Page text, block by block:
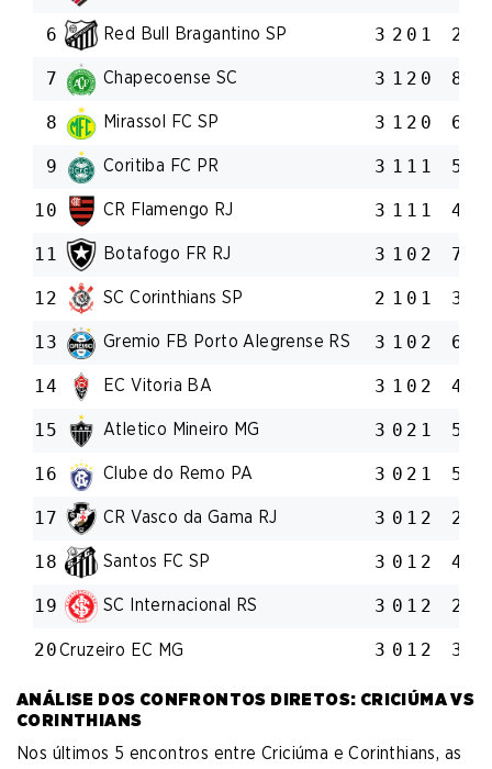
6 Red Bull Bragantino SP 3 2 0 1 2:2
7 Chapecoense SC 3 1 2 0 8:6
8 Mirassol FC SP 3 1 2 0 6:5
9 Coritiba FC PR 3 1 1 1 5:5
10 CR Flamengo RJ 3 1 1 1 4:4
11 Botafogo FR RJ 3 1 0 2 7:6
12 SC Corinthians SP 2 1 0 1 3:2
13 Gremio FB Porto Alegrense RS 3 1 0 2 6:7
14 EC Vitoria BA 3 1 0 2 4:7
15 Atletico Mineiro MG 3 0 2 1 5:6
16 Clube do Remo PA 3 0 2 1 5:7
17 CR Vasco da Gama RJ 3 0 1 2 2:4
18 Santos FC SP 3 0 1 2 4:7
19 SC Internacional RS 3 0 1 2 2:5
20Cruzeiro EC MG 3 0 1 2 3:8
ANÁLISE DOS CONFRONTOS DIRETOS: CRICIÚMA VS
CORINTHIANS
Nos últimos 5 encontros entre Criciúma e Corinthians, as